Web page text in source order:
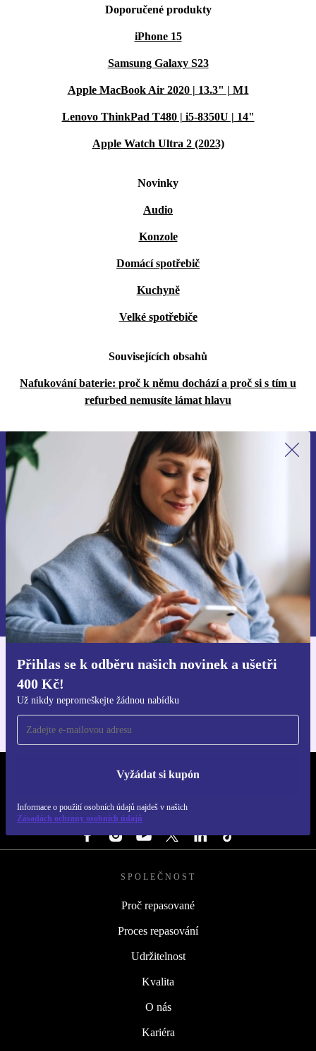
Doporučené produkty
iPhone 15
Samsung Galaxy S23
Apple MacBook Air 2020 | 13.3" | M1
Lenovo ThinkPad T480 | i5-8350U | 14"
Apple Watch Ultra 2 (2023)
Novinky
Audio
Konzole
Domácí spotřebič
Kuchyně
Velké spotřebiče
Souvisejících obsahů
Nafukování baterie: proč k němu dochází a proč si s tím u
refurbed nemusíte lámat hlavu
Přihlas se k odběru našich novinek a ušetři
400 Kč!
Už nikdy nepromeškejte žádnou nabídku
Vyžádat si kupón
Informace o použití osobních údajů najdeš v našich
Zásadách ochrany osobních údajů
Přihlas se k odběru našich novinek a
ušetři 400 Kč!
Už nikdy nepromeškej žádnou nabídku.
Chci voucher
Informace o použití osobních údajů najdeš v našich
Zásadách ochrany osobních údajů.
Stáhni si aplikaci refurbed
REFURBED ČESKO - RETHINK NEW.
SLEDUJ NÁS
SPOLEČNOST
Proč repasované
Proces repasování
Udržitelnost
Kvalita
O nás
Kariéra